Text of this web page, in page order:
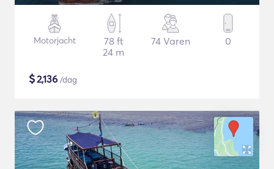
Motorjacht
78 ft
24 m
74 Varen 0
$2,136 /dag